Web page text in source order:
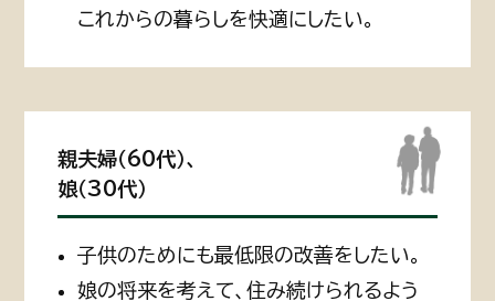
これからの暮らしを快適にしたい。
親夫婦（60代）、
娘（30代）
子供のためにも最低限の改善をしたい。
娘の将来を考えて、住み続けられるよう